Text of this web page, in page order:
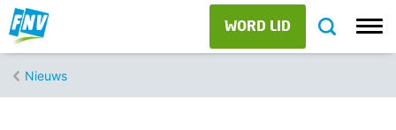
WORD LID
Nieuws